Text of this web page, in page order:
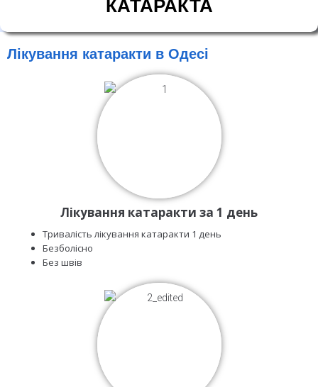
КАТАРАКТА
Лікування катаракти в Одесі
Лікування катаракти за 1 день
Тривалість лікування катаракти 1 день
Безболісно
Без швів